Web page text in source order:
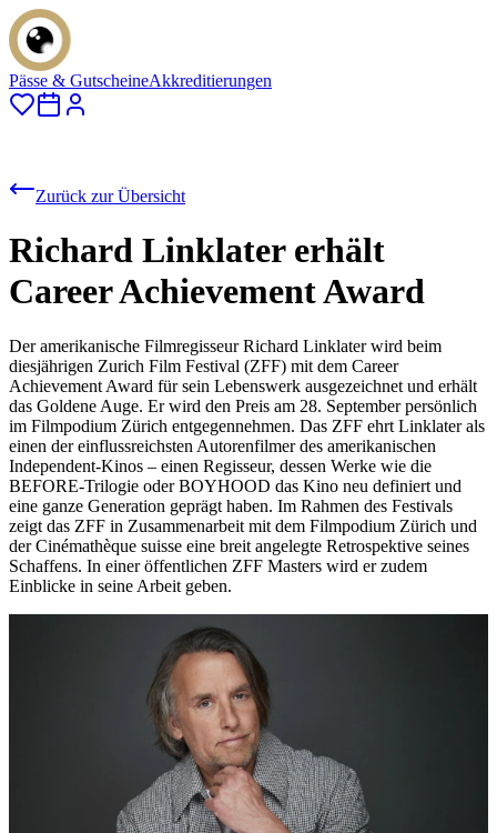
Pässe & GutscheineAkkreditierungen
Zurück zur Übersicht
Richard Linklater erhält
Career Achievement Award
Der amerikanische Filmregisseur Richard Linklater wird beim
diesjährigen Zurich Film Festival (ZFF) mit dem Career
Achievement Award für sein Lebenswerk ausgezeichnet und erhält
das Goldene Auge. Er wird den Preis am 28. September persönlich
im Filmpodium Zürich entgegennehmen. Das ZFF ehrt Linklater als
einen der einflussreichsten Autorenfilmer des amerikanischen
Independent-Kinos – einen Regisseur, dessen Werke wie die
BEFORE-Trilogie oder BOYHOOD das Kino neu definiert und
eine ganze Generation geprägt haben. Im Rahmen des Festivals
zeigt das ZFF in Zusammenarbeit mit dem Filmpodium Zürich und
der Cinémathèque suisse eine breit angelegte Retrospektive seines
Schaffens. In einer öffentlichen ZFF Masters wird er zudem
Einblicke in seine Arbeit geben.